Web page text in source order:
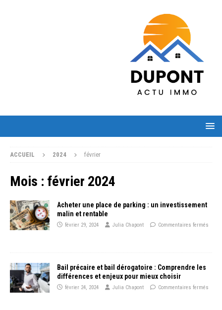
ACCUEIL 2024 février
Mois : février 2024
Acheter une place de parking : un investissement
malin et rentable
février 29, 2024 Julia Chapont Commentaires fermés
Bail précaire et bail dérogatoire : Comprendre les
différences et enjeux pour mieux choisir
février 24, 2024 Julia Chapont Commentaires fermés